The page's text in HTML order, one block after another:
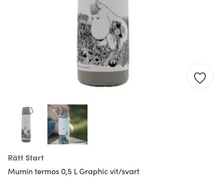
Rätt Start
Mumin termos 0,5 L Graphic vit/svart